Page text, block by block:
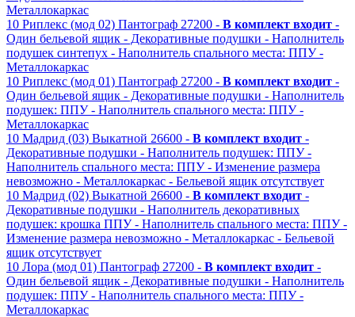
Металлокаркас
10 Риплекс (мод 02) Пантограф 27200 - В комплект входит -
Один бельевой ящик - Декоративные подушки - Наполнитель
подушек синтепух - Наполнитель спального места: ППУ -
Металлокаркас
10 Риплекс (мод 01) Пантограф 27200 - В комплект входит -
Один бельевой ящик - Декоративные подушки - Наполнитель
подушек: ППУ - Наполнитель спального места: ППУ -
Металлокаркас
10 Мадрид (03) Выкатной 26600 - В комплект входит -
Декоративные подушки - Наполнитель подушек: ППУ -
Наполнитель спального места: ППУ - Изменение размера
невозможно - Металлокаркас - Бельевой ящик отсутствует
10 Мадрид (02) Выкатной 26600 - В комплект входит -
Декоративные подушки - Наполнитель декоративных
подушек: крошка ППУ - Наполнитель спального места: ППУ -
Изменение размера невозможно - Металлокаркас - Бельевой
ящик отсутствует
10 Лора (мод 01) Пантограф 27200 - В комплект входит -
Один бельевой ящик - Декоративные подушки - Наполнитель
подушек: ППУ - Наполнитель спального места: ППУ -
Металлокаркас